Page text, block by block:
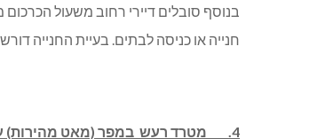
בנוסף סובלים דיירי רחוב משעול
חנייה או כניסה לבתים. בעיית החנייה
4. מטרד רעש במפר (מאט מהירות) על כביש ינוח , מול רחוב חרצית